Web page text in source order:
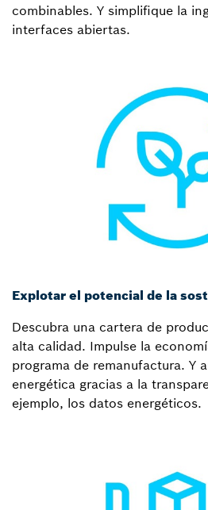
combinables. Y simplifique la
interfaces abiertas.
Explotar el potencial de la
Descubra una cartera de
alta calidad. Impulse la
programa de remanufactura. Y
energética gracias a la
ejemplo, los datos energéticos.